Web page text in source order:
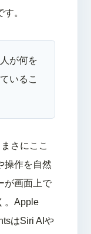
。
が何を
いるこ
さにここ
操作を自然
が画面上で
。Apple
はSiri AIや